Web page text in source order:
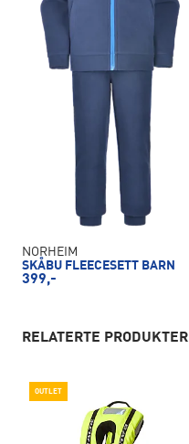
NORHEIM
SKÅBU FLEECESETT BARN
399,-
RELATERTE PRODUKTER
OUTLET